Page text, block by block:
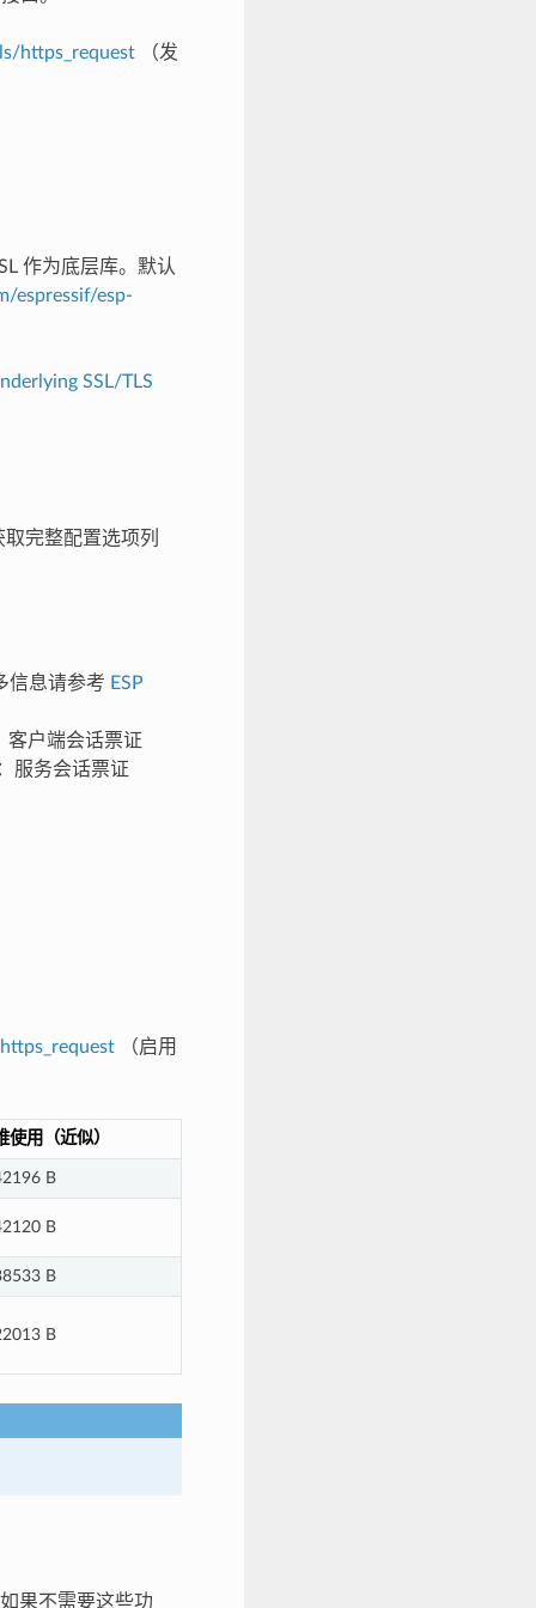
https_request（发
作为底层库。默认
espressif/esp-
SSL/TLS
完整配置选项列
信息请参考 ESP
客户端会话票证
服务会话票证
（启用
使用（近似）
B
B
B
B
果不需要这些功